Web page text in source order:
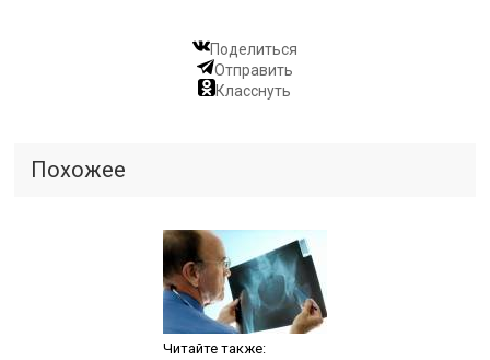
Поделиться
Отправить
Класснуть
Похожее
Читайте также: